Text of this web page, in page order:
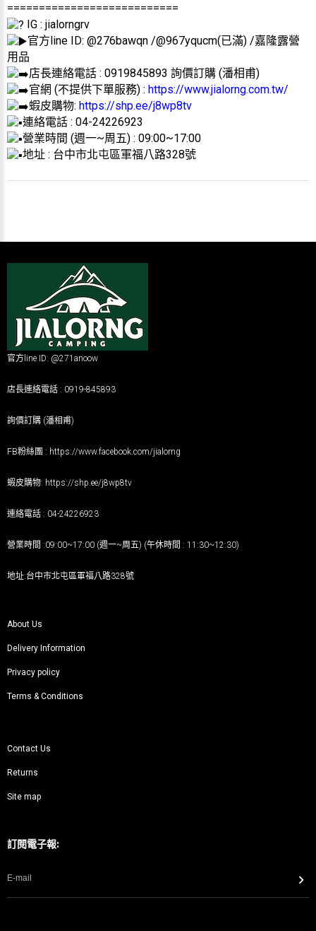
===========================
IG : jialorngrv
官方line ID: @276bawqn /@967yqucm(已滿) /嘉隆露營
用品
店長連絡電話 : 0919845893 詢價訂購 (潘相甫)
官網 (不提供下單服務) : https://www.jialorng.com.tw/
蝦皮購物: https://shp.ee/j8wp8tv
連絡電話 : 04-24226923
營業時間 (週一~周五) : 09:00~17:00
地址 : 台中市北屯區軍福八路328號
官方line ID: @271anoow
店長連絡電話 : 0919-845893
詢價訂購 (潘相甫)
FB粉絲團 : https://www.facebook.com/jialorng
蝦皮購物: https://shp.ee/j8wp8tv
連絡電話 : 04-24226923
營業時間 :09:00~17:00 (週一~周五) (午休時間 : 11:30~12:30)
地址:台中市北屯區軍福八路328號
About Us
Delivery Information
Privacy policy
Terms & Conditions
Contact Us
Returns
Site map
訂閱電子報: